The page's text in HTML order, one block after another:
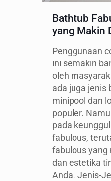
Bathtub
yang Makin
Penggunaan
ini semakin
oleh
ada juga jenis
minipool dan
populer.
pada
fabulous,
fabulous yang
dan estetika
Anda. Jenis-